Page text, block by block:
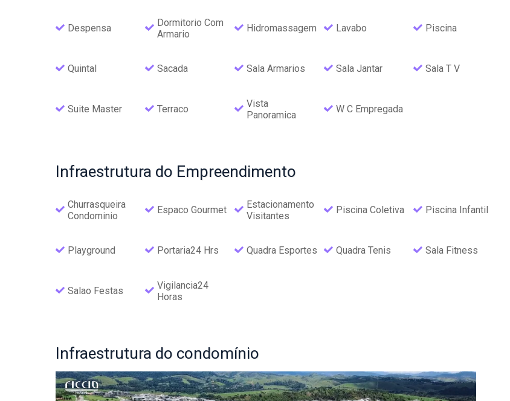
Despensa
Dormitorio Com
Armario
Hidromassagem Lavabo Piscina
Quintal Sacada Sala Armarios Sala Jantar Sala T V
Suite Master Terraco
Vista
Panoramica
W C Empregada
Infraestrutura do Empreendimento
Churrasqueira
Condominio
Espaco Gourmet
Estacionamento
Visitantes
Piscina Coletiva Piscina Infantil
Playground Portaria24 Hrs Quadra Esportes Quadra Tenis Sala Fitness
Salao Festas
Vigilancia24
Horas
Infraestrutura do condomínio